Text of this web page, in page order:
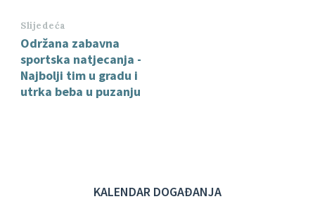
Slijedeća
Održana zabavna
sportska natjecanja -
Najbolji tim u gradu i
utrka beba u puzanju
KALENDAR DOGAĐANJA